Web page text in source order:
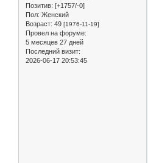
Позитив: [+1757/-0]
Пол: Женский
Возраст: 49 [1976-11-19]
Провел на форуме:
5 месяцев 27 дней
Последний визит:
2026-06-17 20:53:45